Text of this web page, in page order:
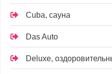
Cuba, сауна
Das Auto
Deluxe,